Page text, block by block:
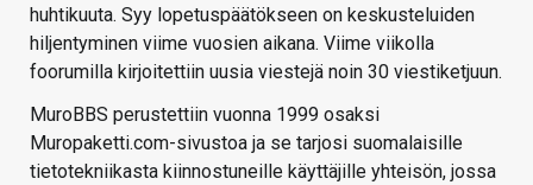
huhtikuuta. Syy lopetuspäätökseen on keskusteluiden
hiljentyminen viime vuosien aikana. Viime viikolla
foorumilla kirjoitettiin uusia viestejä noin 30 viestiketjuun.
MuroBBS perustettiin vuonna 1999 osaksi
Muropaketti.com-sivustoa ja se tarjosi suomalaisille
tietotekniikasta kiinnostuneille käyttäjille yhteisön, jossa